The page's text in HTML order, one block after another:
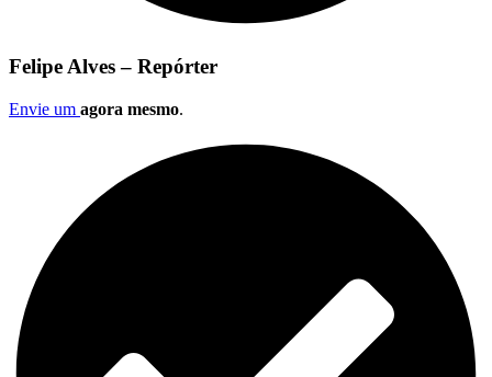
Felipe Alves – Repórter
Envie um agora mesmo.